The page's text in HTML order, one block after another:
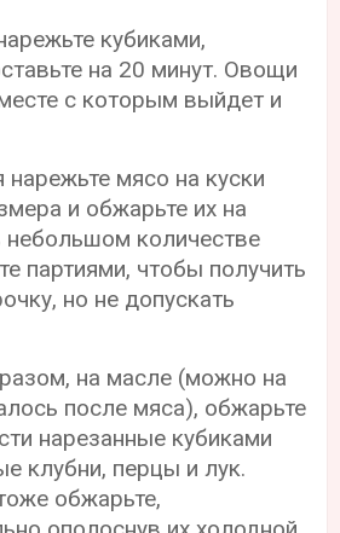
кубиками,
на 20 минут. Овощи
с которым выйдет и
нарежьте мясо на куски
и обжарьте их на
небольшом количестве
партиями, чтобы получить
но не допускать
на масле (можно на
после мяса), обжарьте
нарезанные кубиками
клубни, перцы и лук.
обжарьте,